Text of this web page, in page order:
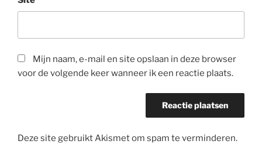
Mijn naam, e-mail en site opslaan in deze browser
voor de volgende keer wanneer ik een reactie plaats.
Deze site gebruikt Akismet om spam te verminderen.